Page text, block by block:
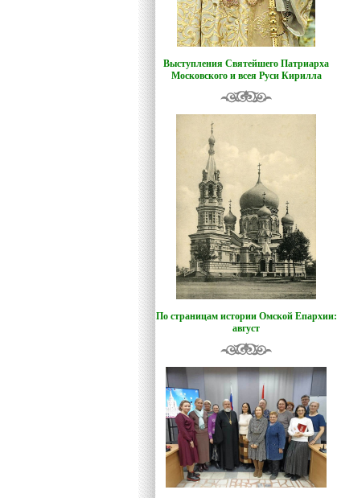
Выступления Святейшего Патриарха
Московского и всея Руси Кирилла
По страницам истории Омской Епархии:
август